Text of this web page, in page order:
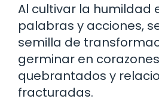
Al cultivar la humildad
palabras y acciones,
semilla de
germinar en corazones
quebrantados y
fracturadas.